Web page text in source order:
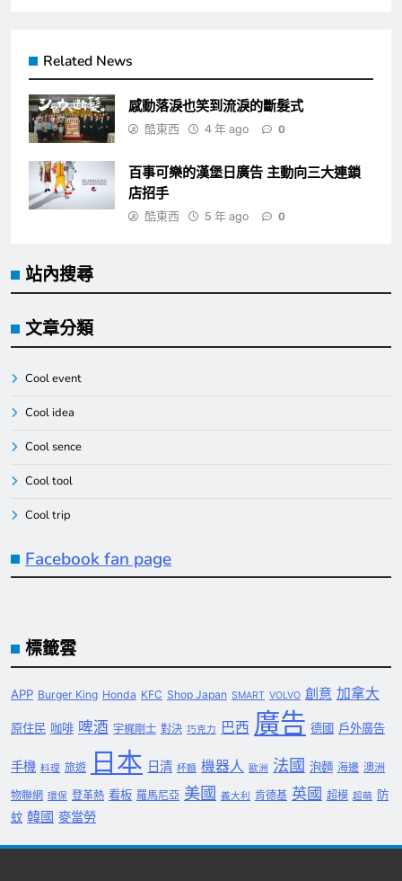
Related News
感動落淚也笑到流淚的斷髮式
酷東西 4 年 ago 0
百事可樂的漢堡日廣告 主動向三大連鎖
店招手
酷東西 5 年 ago 0
站內搜尋
文章分類
Cool event
Cool idea
Cool sence
Cool tool
Cool trip
Facebook fan page
標籤雲
APP Burger King Honda KFC Shop Japan SMART VOLVO 創意 加拿大
原住民 咖啡 啤酒 宇梶剛士 對決 巧克力 巴西 廣告 德國 戶外廣告
手機 料理 旅遊 日本 日清 杯麵 機器人 歐洲 法國 泡麵 海邊 澳洲
物聯網 環保 登革熱 看板 羅馬尼亞 美國 義大利 肯德基 英國 超模 超萌
防
蚊 韓國 麥當勞